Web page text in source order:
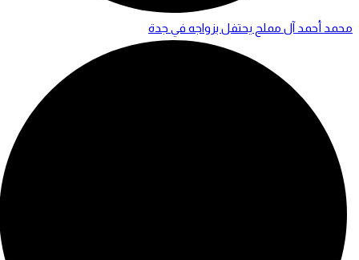
محمد أحمد آل مملح يحتفل بزواجه في جدة